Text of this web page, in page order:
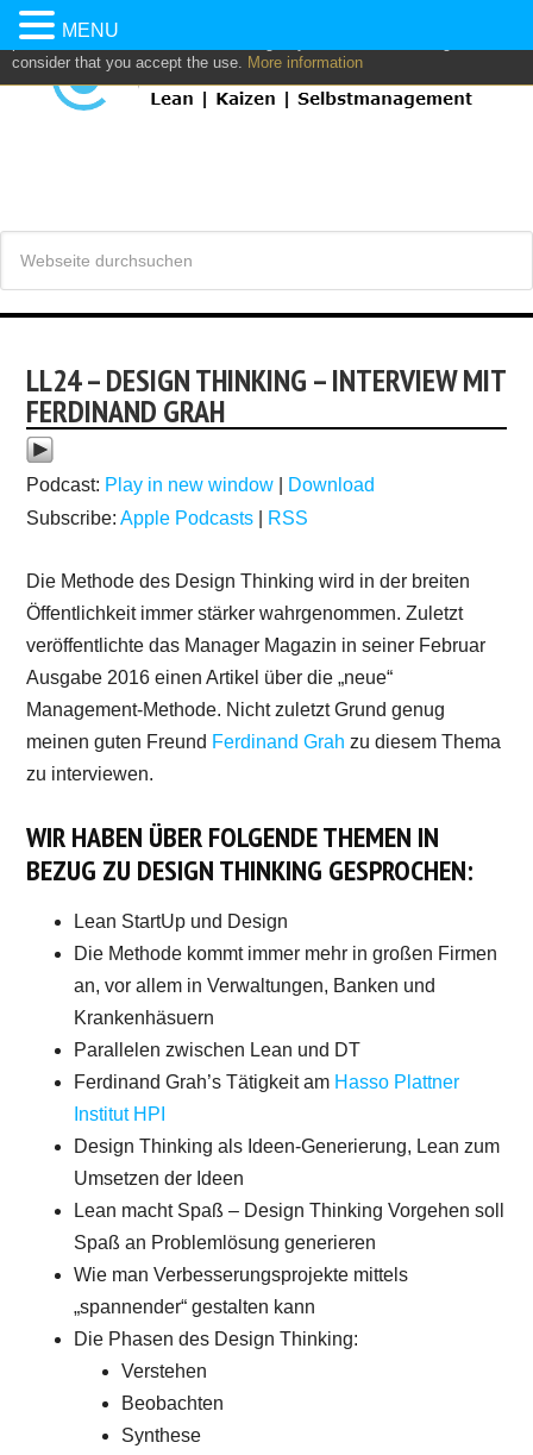
This website uses own and/or third parties cookies to: analyze,
personalize content and/or advertising. If you continue browsing, we
consider that you accept the use. More information
LL24 – DESIGN THINKING – INTERVIEW MIT
FERDINAND GRAH
Podcast: Play in new window
Download
Subscribe:Apple Podcasts RSS
Die Methode des Design Thinking wird in der breiten
Öffentlichkeit immer stärker wahrgenommen. Zuletzt
veröffentlichte das Manager Magazin in seiner Februar
Ausgabe 2016 einen Artikel über die „neue“
Management-Methode. Nicht zuletzt Grund genug
meinen guten Freund Ferdinand Grah zu diesem Thema
zu interviewen.
WIR HABEN ÜBER FOLGENDE THEMEN IN
BEZUG ZU DESIGN THINKING GESPROCHEN:
Lean StartUp und Design
Die Methode kommt immer mehr in großen Firmen
an, vor allem in Verwaltungen, Banken und
Krankenhäsuern
Parallelen zwischen Lean und DT
Ferdinand Grah’s Tätigkeit am Hasso Plattner
Institut HPI
Design Thinking als Ideen-Generierung, Lean zum
Umsetzen der Ideen
Lean macht Spaß – Design Thinking Vorgehen soll
Spaß an Problemlösung generieren
Wie man Verbesserungsprojekte mittels
„spannender“ gestalten kann
Die Phasen des Design Thinking:
Verstehen
Beobachten
Synthese
MENU